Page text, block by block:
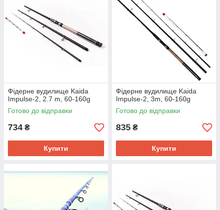
Фідерне вудилище Kaida
Impulse-2, 2.7 m, 60-160g
Готово до відправки
734 ₴
Купити
Фідерне вудилище Kaida
Impulse-2, 3m, 60-160g
Готово до відправки
835 ₴
Купити